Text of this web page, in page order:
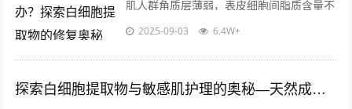
肌人群角质层薄弱，表皮细胞间脂质含量不
足，导致肌肤屏障防御力下降，当受到冷热
2025-09-03 6.4W+
探索白细胞提取物与敏感肌护理的奥秘—天然成分助力健康肌底